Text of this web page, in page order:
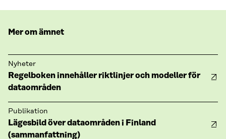
Mer om ämnet
Nyheter
Regelboken innehåller riktlinjer och modeller för
dataområden
Publikation
Lägesbild över dataområden i Finland
(sammanfattning)